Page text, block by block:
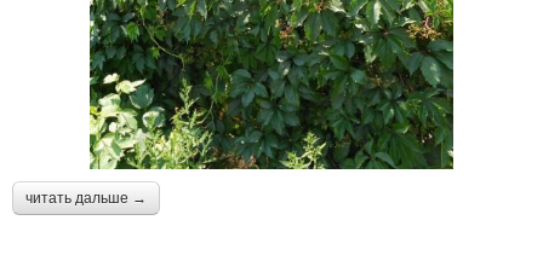
читать дальше →